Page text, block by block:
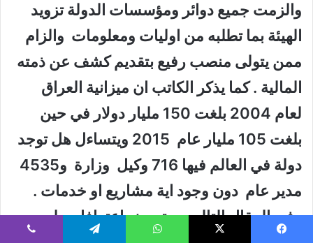
والزمت جميع دوائر ومؤسسات الدولة تزويد
الهيئة بما تطلبه من اوليات ومعلومات والزام
ممن يتولى منصب رفيع بتقديم كشف عن ذمته
المالية . كما يذكر الكاتب ان ميزانية العراق
لعام 2004 بلغت 150 مليار دولار في حين
بلغت 105 مليار عام 2015 ويتساءل هل توجد
دولة في العالم فيها 716 وكيل وزارة و4535
مدير عام دون وجود اية مشاريع او خدمات .
وفي المقال التالي يستعرض اعترافات بلير